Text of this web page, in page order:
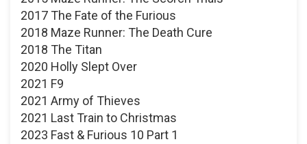
2017 The Fate of the Furious
2018 Maze Runner: The Death Cure
2018 The Titan
2020 Holly Slept Over
2021 F9
2021 Army of Thieves
2021 Last Train to Christmas
2023 Fast & Furious 10 Part 1